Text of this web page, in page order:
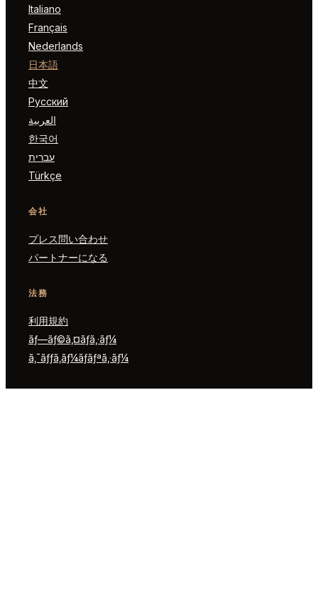
Italiano
Français
Nederlands
日本語
中文
Русский
العربية
한국어
עברית
Türkçe
会社
プレス問い合わせ
パートナーになる
法務
利用規約
ãƒ—ãƒ©ã‚¤ãƒã‚·ãƒ¼
ã‚¯ãƒƒã‚­ãƒ¼ãƒãƒªã‚·ãƒ¼